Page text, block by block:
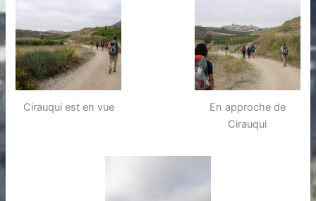
Cirauqui est en vue
En approche de
Cirauqui